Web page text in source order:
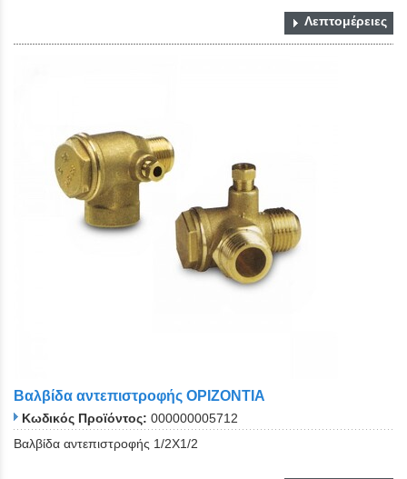
Λεπτομέρειες
Βαλβίδα αντεπιστροφής ΟΡΙΖΟΝΤΙΑ
Κωδικός Προϊόντος: 000000005712
Βαλβίδα αντεπιστροφής 1/2Χ1/2